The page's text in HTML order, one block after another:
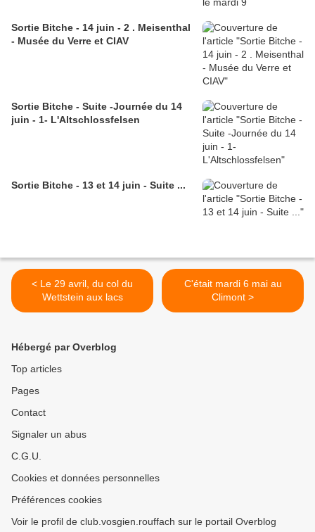
Sortie Bitche - 14 juin - 2 . Meisenthal
- Musée du Verre et CIAV
Sortie Bitche - Suite -Journée du 14
juin - 1- L'Altschlossfelsen
Sortie Bitche - 13 et 14 juin - Suite ...
< Le 29 avril, du col du
Wettstein aux lacs
C'était mardi 6 mai au
Climont >
Hébergé par Overblog
Top articles
Pages
Contact
Signaler un abus
C.G.U.
Cookies et données personnelles
Préférences cookies
Voir le profil de club.vosgien.rouffach sur le portail Overblog